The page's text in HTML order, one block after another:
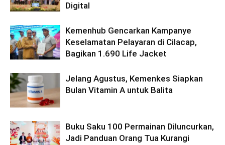
Digital
Kemenhub Gencarkan Kampanye
Keselamatan Pelayaran di Cilacap,
Bagikan 1.690 Life Jacket
Jelang Agustus, Kemenkes Siapkan
Bulan Vitamin A untuk Balita
Buku Saku 100 Permainan Diluncurkan,
Jadi Panduan Orang Tua Kurangi